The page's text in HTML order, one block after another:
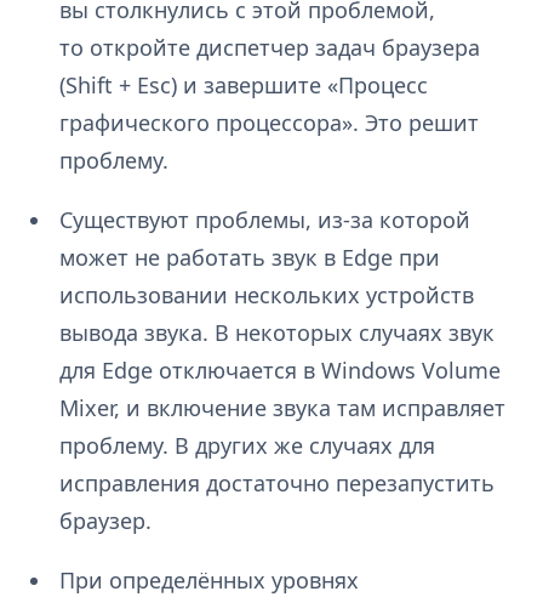
вы столкнулись с этой проблемой,
то откройте диспетчер задач браузера
(Shift + Esc) и завершите «Процесс
графического процессора». Это решит
проблему.
Существуют проблемы, из-за которой
может не работать звук в Edge при
использовании нескольких устройств
вывода звука. В некоторых случаях звук
для Edge отключается в Windows Volume
Mixer, и включение звука там исправляет
проблему. В других же случаях для
исправления достаточно перезапустить
браузер.
При определённых уровнях